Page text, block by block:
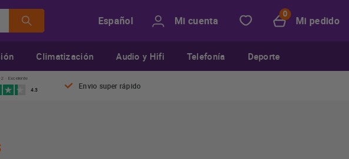
Español Mi cuenta Mi pedido
Climatización Audio y Hifi Telefonía Deporte
· Excelente
4.3 Envio super rápido